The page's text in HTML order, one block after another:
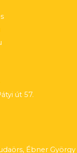
út 57.
Ébner György